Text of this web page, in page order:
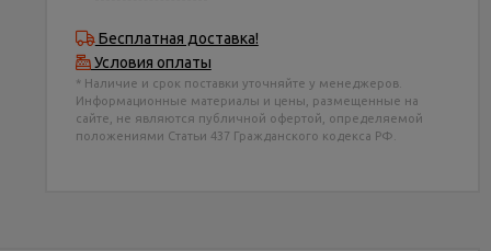
Бесплатная доставка!
Условия оплаты
* Наличие и срок поставки уточняйте у менеджеров.
Информационные материалы и цены, размещенные на
сайте, не являются публичной офертой, определяемой
положениями Статьи 437 Гражданского кодекса РФ.